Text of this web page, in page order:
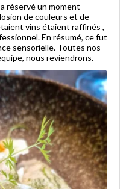
un moment
raffinés ,
En résumé, ce fut
nos
au Chef et à son équipe, nous reviendrons.